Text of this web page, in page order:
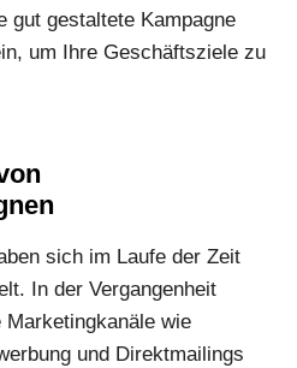
gut gestaltete Kampagne
um Ihre Geschäftsziele zu
sich im Laufe der Zeit
In der Vergangenheit
wie
und Direktmailings